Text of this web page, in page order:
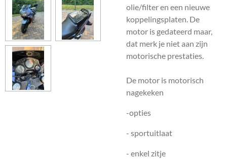
olie/filter en een nieuwe
koppelingsplaten. De
motor is gedateerd maar,
dat merk je niet aan zijn
motorische prestaties.
De motor is motorisch
nagekeken
-opties
- sportuitlaat
- enkel zitje